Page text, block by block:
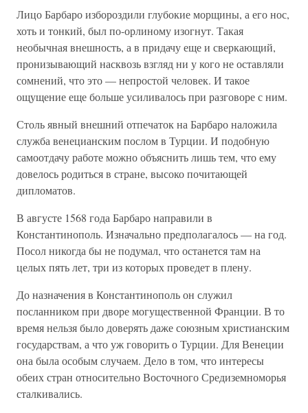
Лицо Барбаро избороздили глубокие морщины, а его нос,
хоть и тонкий, был по-орлиному изогнут. Такая
необычная внешность, а в придачу еще и сверкающий,
пронизывающий насквозь взгляд ни у кого не оставляли
сомнений, что это — непростой человек. И такое
ощущение еще больше усиливалось при разговоре с ним.
Столь явный внешний отпечаток на Барбаро наложила
служба венецианским послом в Турции. И подобную
самоотдачу работе можно объяснить лишь тем, что ему
довелось родиться в стране, высоко почитающей
дипломатов.
В августе 1568 года Барбаро направили в
Константинополь. Изначально предполагалось — на год.
Посол никогда бы не подумал, что останется там на
целых пять лет, три из которых проведет в плену.
До назначения в Константинополь он служил
посланником при дворе могущественной Франции. В то
время нельзя было доверять даже союзным христианским
государствам, а что уж говорить о Турции. Для Венеции
она была особым случаем. Дело в том, что интересы
обеих стран относительно Восточного Средиземноморья
сталкивались.